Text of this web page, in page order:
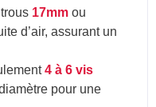
17mmou
d’air, assurant un
4 à 6 vis
pour une